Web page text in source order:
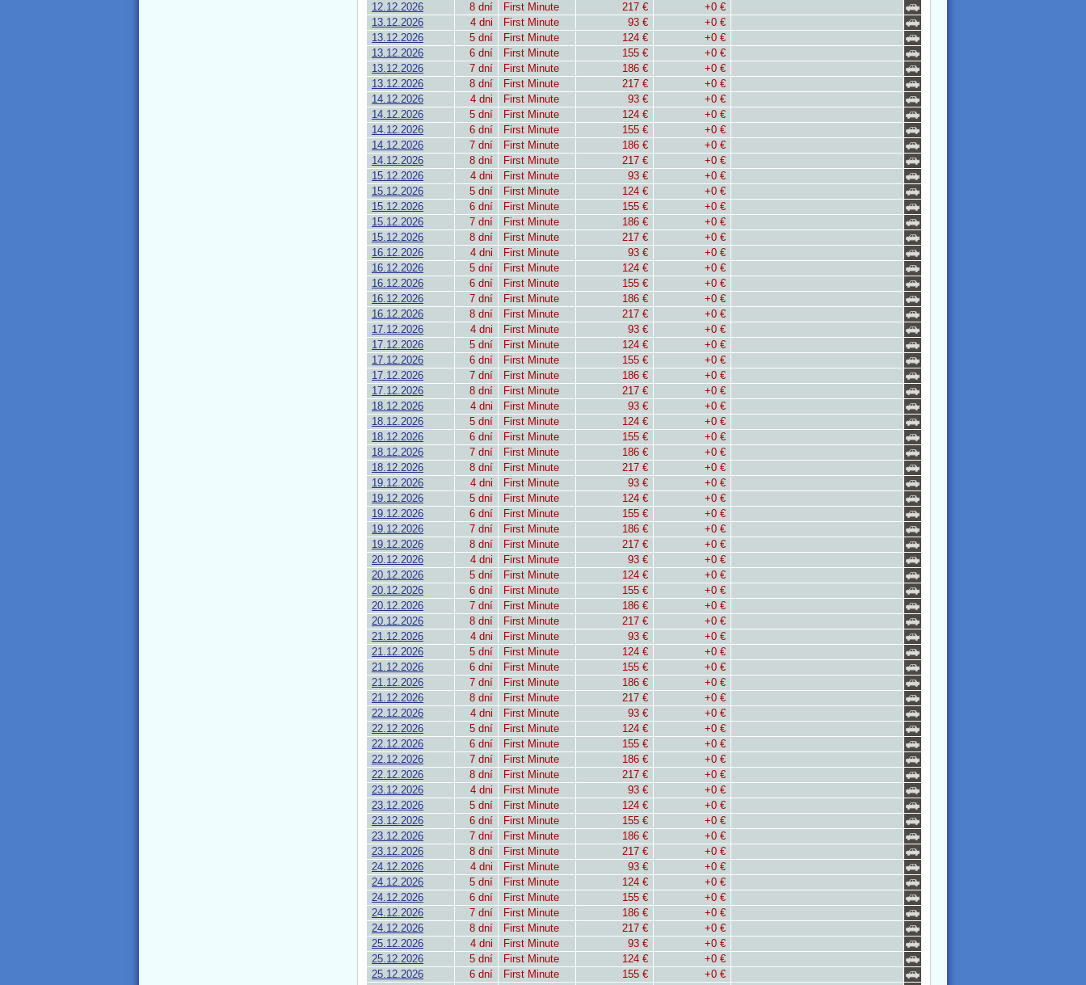
12.12.2026
8 dní First Minute 217 €
+0 €
13.12.2026
4 dni First Minute 93 €
+0 €
13.12.2026
5 dní First Minute 124 €
+0 €
13.12.2026
6 dní First Minute 155 €
+0 €
13.12.2026
7 dní First Minute 186 €
+0 €
13.12.2026
8 dní First Minute 217 €
+0 €
14.12.2026
4 dni First Minute 93 €
+0 €
14.12.2026
5 dní First Minute 124 €
+0 €
14.12.2026
6 dní First Minute 155 €
+0 €
14.12.2026
7 dní First Minute 186 €
+0 €
14.12.2026
8 dní First Minute 217 €
+0 €
15.12.2026
4 dni First Minute 93 €
+0 €
15.12.2026
5 dní First Minute 124 €
+0 €
15.12.2026
6 dní First Minute 155 €
+0 €
15.12.2026
7 dní First Minute 186 €
+0 €
15.12.2026
8 dní First Minute 217 €
+0 €
16.12.2026
4 dni First Minute 93 €
+0 €
16.12.2026
5 dní First Minute 124 €
+0 €
16.12.2026
6 dní First Minute 155 €
+0 €
16.12.2026
7 dní First Minute 186 €
+0 €
16.12.2026
8 dní First Minute 217 €
+0 €
17.12.2026
4 dni First Minute 93 €
+0 €
17.12.2026
5 dní First Minute 124 €
+0 €
17.12.2026
6 dní First Minute 155 €
+0 €
17.12.2026
7 dní First Minute 186 €
+0 €
17.12.2026
8 dní First Minute 217 €
+0 €
18.12.2026
4 dni First Minute 93 €
+0 €
18.12.2026
5 dní First Minute 124 €
+0 €
18.12.2026
6 dní First Minute 155 €
+0 €
18.12.2026
7 dní First Minute 186 €
+0 €
18.12.2026
8 dní First Minute 217 €
+0 €
19.12.2026
4 dni First Minute 93 €
+0 €
19.12.2026
5 dní First Minute 124 €
+0 €
19.12.2026
6 dní First Minute 155 €
+0 €
19.12.2026
7 dní First Minute 186 €
+0 €
19.12.2026
8 dní First Minute 217 €
+0 €
20.12.2026
4 dni First Minute 93 €
+0 €
20.12.2026
5 dní First Minute 124 €
+0 €
20.12.2026
6 dní First Minute 155 €
+0 €
20.12.2026
7 dní First Minute 186 €
+0 €
20.12.2026
8 dní First Minute 217 €
+0 €
21.12.2026
4 dni First Minute 93 €
+0 €
21.12.2026
5 dní First Minute 124 €
+0 €
21.12.2026
6 dní First Minute 155 €
+0 €
21.12.2026
7 dní First Minute 186 €
+0 €
21.12.2026
8 dní First Minute 217 €
+0 €
22.12.2026
4 dni First Minute 93 €
+0 €
22.12.2026
5 dní First Minute 124 €
+0 €
22.12.2026
6 dní First Minute 155 €
+0 €
22.12.2026
7 dní First Minute 186 €
+0 €
22.12.2026
8 dní First Minute 217 €
+0 €
23.12.2026
4 dni First Minute 93 €
+0 €
23.12.2026
5 dní First Minute 124 €
+0 €
23.12.2026
6 dní First Minute 155 €
+0 €
23.12.2026
7 dní First Minute 186 €
+0 €
23.12.2026
8 dní First Minute 217 €
+0 €
24.12.2026
4 dni First Minute 93 €
+0 €
24.12.2026
5 dní First Minute 124 €
+0 €
24.12.2026
6 dní First Minute 155 €
+0 €
24.12.2026
7 dní First Minute 186 €
+0 €
24.12.2026
8 dní First Minute 217 €
+0 €
25.12.2026
4 dni First Minute 93 €
+0 €
25.12.2026
5 dní First Minute 124 €
+0 €
25.12.2026
6 dní First Minute 155 €
+0 €